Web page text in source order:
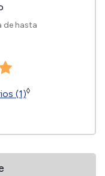
de hasta
(1)◊